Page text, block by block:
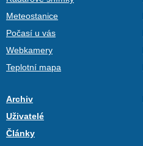
Meteostanice
Počasí u vás
Webkamery
Teplotní mapa
Archiv
Uživatelé
Články